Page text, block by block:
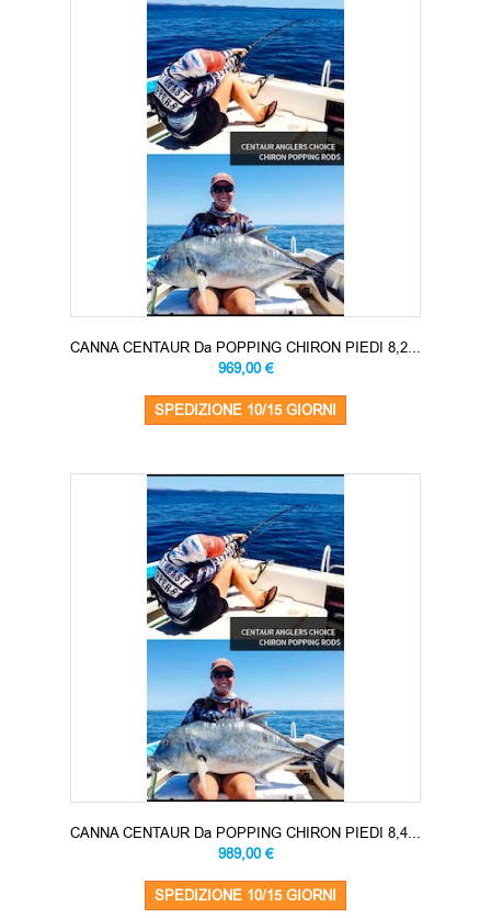
CANNA CENTAUR Da POPPING CHIRON PIEDI 8,2...
969,00 €
SPEDIZIONE 10/15 GIORNI
CANNA CENTAUR Da POPPING CHIRON PIEDI 8,4...
989,00 €
SPEDIZIONE 10/15 GIORNI